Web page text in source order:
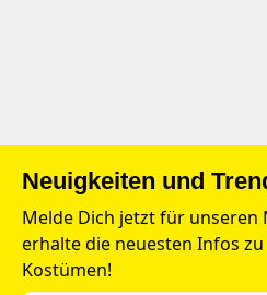
Neuigkeiten und
Melde Dich jetzt für unseren
erhalte die neuesten Infos
Kostümen!